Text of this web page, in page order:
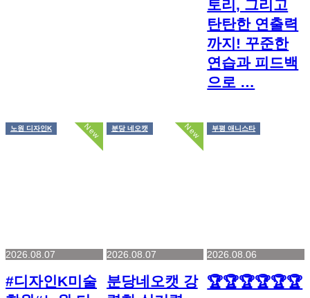
토리, 그리고
탄탄한 연출력
까지! 꾸준한
연습과 피드백
으로 …
New
노원 디자인K
2026.08.07
#디자인K미술
New
분당 네오캣
2026.08.07
분당네오캣 강
부평 애니스타
2026.08.06
🏆🏆🏆🏆🏆🏆